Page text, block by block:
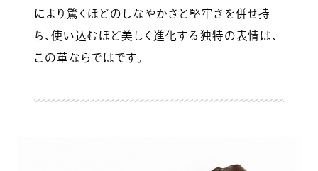
により驚くほどのしなやかさと堅牢さを併せ持
ち、使い込むほど美しく進化する独特の表情は、
この革ならではです。